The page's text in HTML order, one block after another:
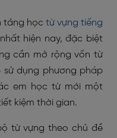
tảng học từ vựng tiếng
hiện nay, đặc biệt
cần mở rộng vốn từ
sử dụng phương pháp
em học từ mới một
kiệm thời gian.
từ vựng theo chủ đề